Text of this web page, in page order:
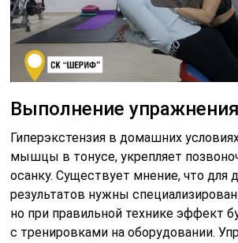
Выполнение упражнения
Гиперэкстензия в домашних
мышцы в тонусе, укрепляет
осанку. Существует мнение, что для
результатов нужны
но при правильной технике эффект
с тренировками на оборудовании.